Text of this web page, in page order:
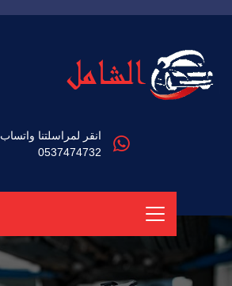
انقر لمراسلتنا واتساب
0537474732